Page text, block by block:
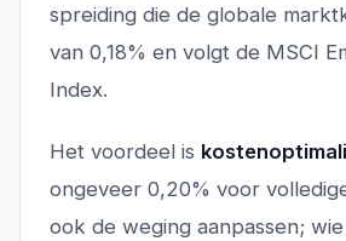
spreiding die de globale
van 0,18% en volgt de MSCI
Index.
Het voordeel is
ongeveer 0,20% voor
ook de weging aanpassen;